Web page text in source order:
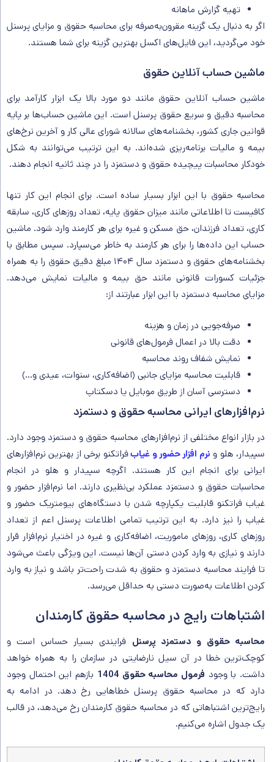
تهیه گزارش ماهانه
اگر به دنبال یک گزینه مقرون‌به‌صرفه برای محاسبه حقوق و مزایای پرسنل
خود می‌گردید، این فایل‌های اکسل بهترین گزینه برای شما هستند.
ماشین حساب آنلاین حقوق
ماشین حساب آنلاین حقوق مانند دو مورد بالا یک ابزار کارآمد برای
محاسبه دقیق و سریع حقوق پرسنل است. این ماشین حساب‌ها بر پایه
قوانین جاری کشور، بخشنامه‌های سالانه شورای عالی کار و آخرین نرخ‌های
بیمه و مالیات برنامه‌ریزی شده‌اند. به این ترتیب می‌توانند به شکل
خودکار محاسبات پیچیده حقوق و دستمزد را در چند ثانیه انجام دهند.
محاسبه حقوق با این ابزار بسیار ساده است. برای انجام این کار تنها
کافیست تا اطلاعاتی مانند میزان حقوق پایه، تعداد روزهای کاری، سابقه
کاری، تعداد فرزندان، حق مسکن و غیره برای هر کارمند وارد شود. ماشین
حساب این داده‌ها را برای هر کارمند به خاطر می‌سپارد. سپس مطابق با
بخشنامه‌های حقوق و دستمزد سال ۱۴۰۴ مبلغ دقیق حقوق را به همراه
جزئیات کسورات قانونی مانند حق بیمه و مالیات نمایش می‌دهد.
مزایای محاسبه دستمزد با این ابزار عبارتند از:
صرفه‌جویی در زمان و هزینه
دقت بالا در اعمال فرمول‌های قانونی
نمایش شفاف روند محاسبه
قابلیت محاسبه مزایای جانبی (اضافه‌کاری، سنوات، عیدی و…)
دسترسی آسان از طریق موبایل یا دسکتاپ
نرم‌افزارهای ایرانی محاسبه حقوق و دستمزد
در بازار انواع مختلفی از نرم‌افزارهای محاسبه حقوق و دستمزد وجود دارد.
سپیدار، هلو و نرم‌ افزار حضور و غیابفراتکنو برخی از بهترین نرم‌افزارهای
ایرانی برای انجام این کار هستند. اگرچه سپیدار و هلو در انجام
محاسبات حقوق و دستمزد عملکرد بی‌نظیری دارند. اما نرم‌افزار حضور و
غیاب فراتکنو قابلیت یکپارچه شدن با دستگاه‌های بیومتریک حضور و
غیاب را نیز دارد. به این ترتیب تمامی اطلاعات پرسنل اعم از تعداد
روزهای کاری، روزهای ماموریت، اضافه‌کاری و غیره در اختیار نرم‌افزار قرار
دارند و نیازی به وارد کردن دستی آن‌ها نیست. این ویژگی باعث می‌شود
تا فرایند محاسبه دستمزد و حقوق به شدت راحت‌تر باشد و نیاز به وارد
کردن اطلاعات به‌صورت دستی به حداقل می‌رسد.
اشتباهات رایج در محاسبه حقوق کارمندان
محاسبه حقوق و دستمزد پرسنل فرایندی بسیار حساس است و
کوچک‌ترین خطا در آن سیل نارضایتی در سازمان را به همراه خواهد
داشت. با وجود فرمول محاسبه حقوق 1404
بازهم این احتمال وجود
دارد که در محاسبه حقوق پرسنل خطاهایی رخ دهد. در ادامه به
رایج‌ترین اشتباهاتی که در محاسبه حقوق کارمندان رخ می‌دهد، در قالب
یک جدول اشاره می‌کنیم.